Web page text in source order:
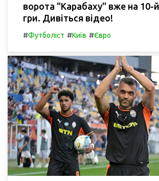
ворота "Карабаху" вже на 10-
гри. Дивіться відео!
#Футболіст #Київ #Євро